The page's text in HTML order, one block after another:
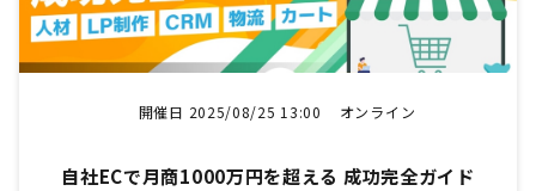
開催日 2025/08/25 13:00 オンライン
自社ECで月商1000万円を超える 成功完全ガイド